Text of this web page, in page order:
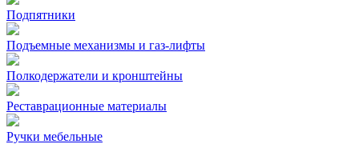
Подпятники
Подъемные механизмы и газ-лифты
Полкодержатели и кронштейны
Реставрационные материалы
Ручки мебельные